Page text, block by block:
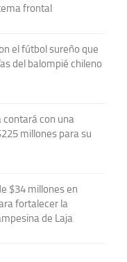
frontal
el fútbol sureño que
del balompié chileno
contará con una
millones para su
$34 millones en
fortalecer la
de Laja